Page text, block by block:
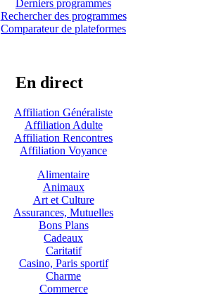
Derniers programmes
Rechercher des programmes
Comparateur de plateformes
En direct
Affiliation Généraliste
Affiliation Adulte
Affiliation Rencontres
Affiliation Voyance
Alimentaire
Animaux
Art et Culture
Assurances, Mutuelles
Bons Plans
Cadeaux
Caritatif
Casino, Paris sportif
Charme
Commerce